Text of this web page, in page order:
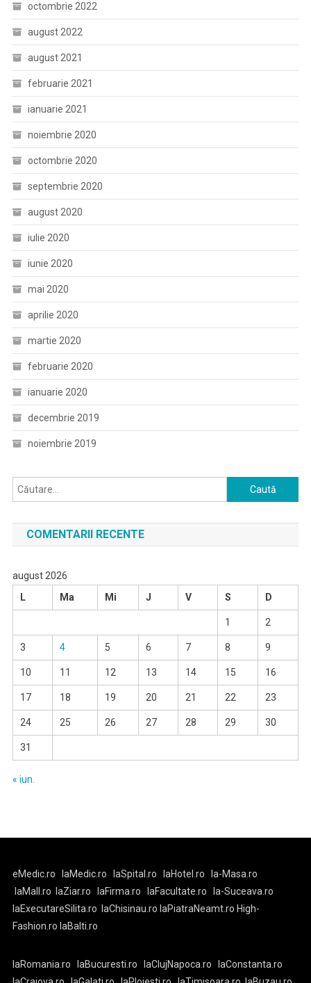
octombrie 2022
august 2022
august 2021
februarie 2021
ianuarie 2021
noiembrie 2020
octombrie 2020
septembrie 2020
august 2020
iulie 2020
iunie 2020
mai 2020
aprilie 2020
martie 2020
februarie 2020
ianuarie 2020
decembrie 2019
noiembrie 2019
Caută
după:
COMENTARII RECENTE
august 2026
L
Ma Mi J V S D
1 2
3 4 5 6 7 8 9
10 11 12 13 14 15 16
17 18 19 20 21 22 23
24 25 26 27 28 29 30
31
« iun.
eMedic.ro laMedic.ro laSpital.ro laHotel.ro
la-Masa.ro
laMall.ro
laZiar.ro laFirma.ro laFacultate.ro
la-Suceava.ro
laExecutareSilita.ro
laChisinau.ro laPiatraNeamt.ro High-
Fashion.ro laBalti.ro
laRomania.ro laBucuresti.ro laClujNapoca.ro
laConstanta.ro